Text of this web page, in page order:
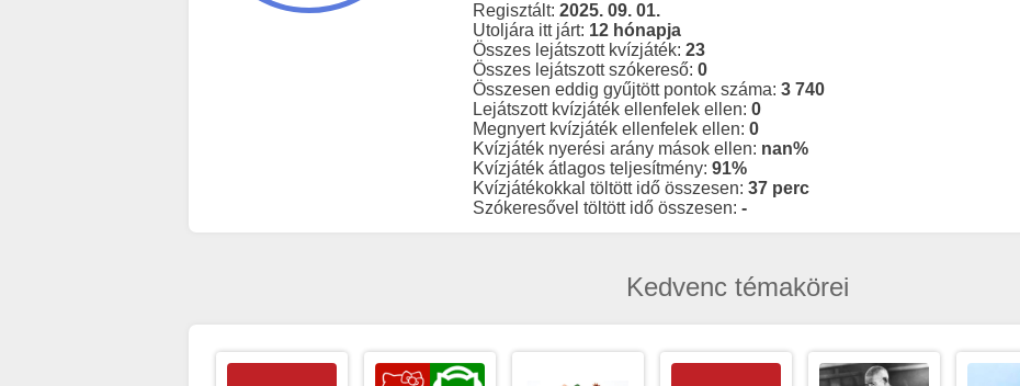
Regisztált: 2025. 09. 01.
Utoljára itt járt: 12 hónapja
Összes lejátszott kvízjáték: 23
Összes lejátszott szókereső: 0
Összesen eddig gyűjtött pontok száma: 3 740
Lejátszott kvízjáték ellenfelek ellen: 0
Megnyert kvízjáték ellenfelek ellen: 0
Kvízjáték nyerési arány mások ellen: nan%
Kvízjáték átlagos teljesítmény: 91%
Kvízjátékokkal töltött idő összesen: 37 perc
Szókeresővel töltött idő összesen: -
Kedvenc témakörei